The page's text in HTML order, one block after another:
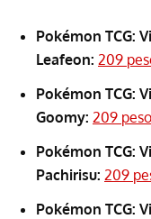
Pokémon TCG:
Leafeon: 209
Pokémon TCG:
Goomy: 209
Pokémon TCG:
Pachirisu: 209
Pokémon TCG: